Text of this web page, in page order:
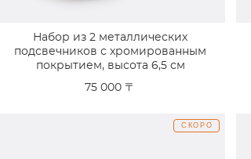
Набор из 2 металлических
подсвечников с хромированным
покрытием, высота 6,5 см
75 000 〒
СКОРО